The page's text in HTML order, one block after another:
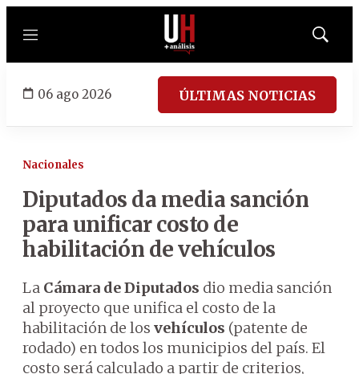
Menú
Mostrar
06 ago 2026 ÚLTIMAS NOTICIAS
Nacionales
Diputados da media sanción
para unificar costo de
habilitación de vehículos
La Cámara de Diputados dio media sanción
al proyecto que unifica el costo de la
habilitación de los vehículos (patente de
rodado) en todos los municipios del país. El
costo será calculado a partir de criterios,